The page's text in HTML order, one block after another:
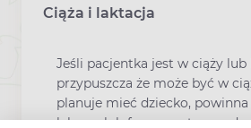
Ciąża i laktacja
Jeśli pacjentka jest w ciąży lub
przypuszcza że może być w
planuje mieć dziecko,
lekarza lub farmaceuty przed